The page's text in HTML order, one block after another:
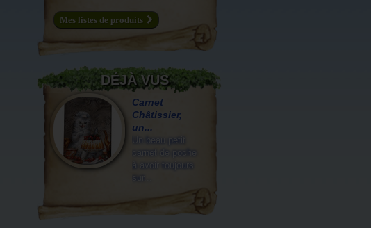
Mes listes de produits
DÉJÀ VUS
Carnet
Châtissier,
un...
Un beau petit
carnet de poche
à avoir toujours